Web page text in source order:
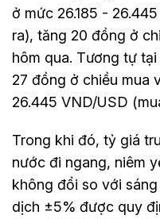
ở mức 26.185 -
ra), tăng 20 đồng ở
hôm qua. Tương tự
27 đồng ở chiều mua
26.445 VND/USD
Trong khi đó, tỷ giá
nước đi ngang, niêm
không đổi so với
dịch ±5% được quy